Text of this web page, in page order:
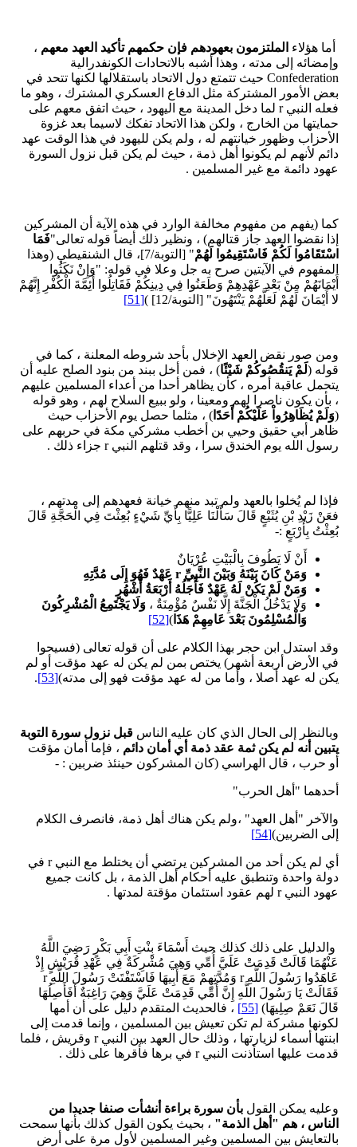
أما هؤلاء الملتزمون بعهودهم فإن حكمهم تأكيد العهد معهم ،
وإمضائه إلى مدته ، وهذا أشبه بالاتحادات الكونفدرالية
Confederation حيث تتمتع دول الاتحاد باستقلالها لكنها تتحد في
بعض الأمور المشتركة مثل الدفاع العسكري المشترك ، وهو ما
فعله النبي r لما دخل المدينة مع اليهود ، حيث اتفق معهم على
حمايتها من الخارج ، ولكن هذا الاتحاد تفكك لاسيما بعد غزوة
الأحزاب وظهور خيانتهم له ، ولم يكن لليهود في هذا الوقت عهد
دائم لأنهم لم يكونوا أهل ذمة ، حيث لم يكن قبل نزول السورة
عهود دائمة مع غير المسلمين .
كما (يفهم من مفهوم مخالفة الوارد في هذه الآية أن المشركين
إذا نقضوا العهد جاز قتالهم) ، ونظير ذلك أيضاً قوله تعالى"فَمَا
اسْتَقَامُوا لَكُمْ فَاسْتَقِيمُوا لَهُمْ
" [التوبة/7]، قال الشنقيطي (وهذا
المفهوم في الآيتين صرح به جل وعلا في قوله: "وَإِنْ نَكَثُوا
أَيْمَانَهُمْ مِنْ بَعْدِ عَهْدِهِمْ وَطَعَنُوا فِي دِينِكُمْ فَقَاتِلُوا أَئِمَّةَ الْكُفْرِ إِنَّهُمْ
لا أَيْمَانَ لَهُمْ لَعَلَّهُمْ يَنْتَهُونَ" [التوبة/12] )
[51]
ومن صور نقض العهد الإخلال بأحد شروطه المعلنة ، كما في
قوله (لَمْ يَنقُصُوكُمْ شَيْئًا) ، فمن أخل ببند من بنود الصلح عليه أن
يتحمل عاقبة أمره ، كأن يظاهر أحدا من أعداء المسلمين عليهم
، بأن يكون ناصرا لهم ومعينا ، ولو ببيع السلاح لهم ، وهو قوله
(وَلَمْ يُظَاهِرُواْ عَلَيْكُمْ أَحَدًا ) ، مثلما حصل يوم الأحزاب حيث
ظاهر أبي حقيق وحيي بن أخطب مشركي مكة في حربهم على
رسول الله يوم الخندق سرا ، وقد قتلهم النبي r جزاء ذلك .
فإذا لم يُخلوا بالعهد ولم تبد منهم خيانة فعهدهم إلى مدتهم ،
فعَنْ زَيْدِ بْنِ يُثَيْعٍ قَالَ سَأَلْنَا عَلِيًّا بِأَيِّ شَيْءٍ بُعِثْتَ فِي الْحَجَّةِ قَالَ
بُعِثْتُ بِأَرْبَعٍ :-
أَنْ لَا يَطُوفَ بِالْبَيْتِ عُرْيَانٌ
وَمَنْ كَانَ بَيْنَهُ وَبَيْنَ النَّبِيِّ r عَهْدٌ فَهُوَ إِلَى مُدَّتِهِ
وَمَنْ لَمْ يَكُنْ لَهُ عَهْدٌ فَأَجَلُهُ أَرْبَعَةُ أَشْهُرٍ
وَلَا يَدْخُلُ الْجَنَّةَ إِلَّا نَفْسٌ مُؤْمِنَةٌ ، وَلَا يَجْتَمِعُ الْمُشْرِكُونَ
وَالْمُسْلِمُونَ بَعْدَ عَامِهِمْ هَذَا )
[52]
وقد استدل ابن حجر بهذا الكلام على أن قوله تعالى (فسيحوا
في الأرض أربعة أشهر) يختص بمن لم يكن له عهد مؤقت أو لم
يكن له عهد أصلا ، وأما من له عهد مؤقت فهو إلى مدته)[53]
.
وبالنظر إلى الحال الذي كان عليه الناس قبل نزول سورة التوبة
يتبين أنه لم يكن ثمة عقد ذمة أي أمان دائم ، فإما أمان مؤقت
أو حرب ، قال الهراسي (كان المشركون حينئذ ضربين : -
أحدهما "أهل الحرب"
والآخر "أهل العهد" ،ولم يكن هناك أهل ذمة، فانصرف الكلام
إلى الضربين)[54]
أي لم يكن أحد من المشركين يرتضي أن يختلط مع النبي r في
دولة واحدة وتنطبق عليه أحكام أهل الذمة ، بل كانت جميع
عهود النبي r لهم عقود استئمان مؤقتة لمدتها .
والدليل على ذلك كذلك حيث أَسْمَاءَ بِنْتِ أَبِي بَكْرٍ رَضِيَ اللَّهُ
عَنْهُمَا قَالَتْ قَدِمَتْ عَلَيَّ أُمِّي وَهِيَ مُشْرِكَةٌ فِي عَهْدِ قُرَيْشٍ إِذْ
عَاهَدُوا رَسُولَ اللَّهِ r وَمُدَّتِهِمْ مَعَ أَبِيهَا فَاسْتَفْتَتْ رَسُولَ اللَّهِ r
فَقَالَتْ يَا رَسُولَ اللَّهِ إِنَّ أُمِّي قَدِمَتْ عَلَيَّ وَهِيَ رَاغِبَةٌ أَفَأَصِلُهَا
قَالَ نَعَمْ صِلِيهَا) [55]
، فالحديث المتقدم دليل على أن أمها
لكونها مشركة لم تكن تعيش بين المسلمين ، وإنما قدمت إلى
ابنتها أسماء لزيارتها ، وذلك حال العهد بين النبي r وقريش ، فلما
قدمت عليها استأذنت النبي r في برها فأقرها على ذلك .
وعليه يمكن القول بأن سورة براءة أنشأت صنفا جديدا من
الناس ، هم "أهل الذمة" ، بحيث يكون القول كذلك بأنها سمحت
بالتعايش بين المسلمين وغير المسلمين لأول مرة على أرض